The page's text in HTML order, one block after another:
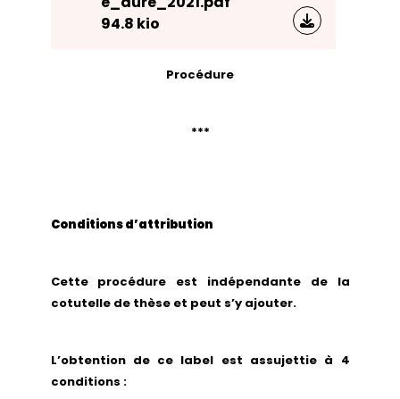
94.8 kio
Procédure
***
Conditions d’attribution
Cette procédure est indépendante de la
cotutelle de thèse et peut s’y ajouter.
L’obtention de ce label est assujettie à 4
conditions :